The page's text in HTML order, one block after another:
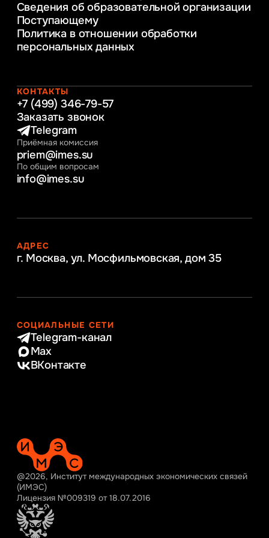
Информационные технологии в бизнесе
Информационное и программное
обеспечение бизнес процессов
Управление человеческими ресурсами
Интернет-маркетинг
Сведения об образовательной организации
Поступающему
Политика в отношении обработки
персональных данных
КОНТАКТЫ
+7 (499) 346-79-57
Заказать звонок
Telegram
Приёмная комиссия
priem@imes.su
По общим вопросам
info@imes.su
АДРЕС
г. Москва, ул. Мосфильмовская, дом 35
СОЦИАЛЬНЫЕ СЕТИ
Telegram-канал
Max
ВКонтакте
@2026, Институт международных экономических связей
(ИМЭС)
Лицензия №009319 от 18.07.2016